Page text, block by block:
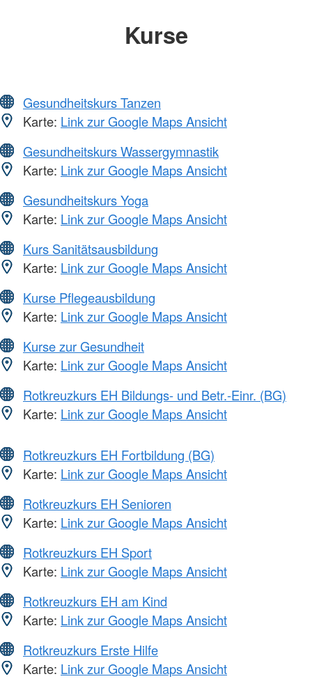
Kurse
Gesundheitskurs Tanzen
Karte: Link zur Google Maps Ansicht
Gesundheitskurs Wassergymnastik
Karte: Link zur Google Maps Ansicht
Gesundheitskurs Yoga
Karte: Link zur Google Maps Ansicht
Kurs Sanitätsausbildung
Karte: Link zur Google Maps Ansicht
Kurse Pflegeausbildung
Karte: Link zur Google Maps Ansicht
Kurse zur Gesundheit
Karte: Link zur Google Maps Ansicht
Rotkreuzkurs EH Bildungs- und Betr.-Einr. (BG)
Karte: Link zur Google Maps Ansicht
Rotkreuzkurs EH Fortbildung (BG)
Karte: Link zur Google Maps Ansicht
Rotkreuzkurs EH Senioren
Karte: Link zur Google Maps Ansicht
Rotkreuzkurs EH Sport
Karte: Link zur Google Maps Ansicht
Rotkreuzkurs EH am Kind
Karte: Link zur Google Maps Ansicht
Rotkreuzkurs Erste Hilfe
Karte: Link zur Google Maps Ansicht